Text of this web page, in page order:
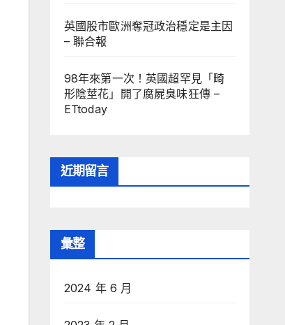
英國股市歐洲奪冠政治穩定是主因
– 聯合報
98年來第一次！英國超罕見「畸
形陰莖花」開了腐屍臭味狂傳 –
ETtoday
近期留言
彙整
2024 年 6 月